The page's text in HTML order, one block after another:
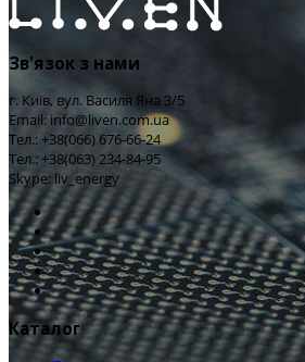
Зв'язок з нами
г. Київ, вул. Василя Яна 3/5
Email: info@liven.com.ua
Тел.: +38(066) 676-66-24
Тел.: +38(063) 234-84-95
Skype: liv_energy
Каталог